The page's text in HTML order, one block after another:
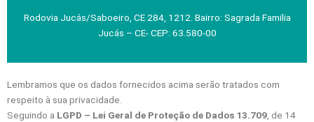
Rodovia Jucás/Saboeiro, CE 284, 1212. Bairro: Sagrada Familia
Jucás – CE- CEP: 63.580-00
Lembramos que os dados fornecidos acima serão tratados com
respeito à sua privacidade.
Seguindo a LGPD – Lei Geral de Proteção de Dados 13.709 , de 14